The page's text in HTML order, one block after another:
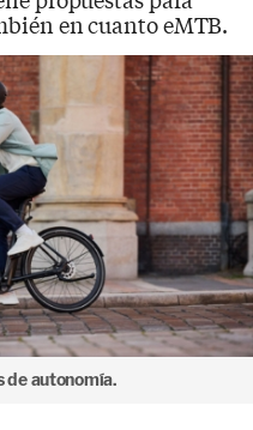
en cuanto eMTB.
de autonomía.